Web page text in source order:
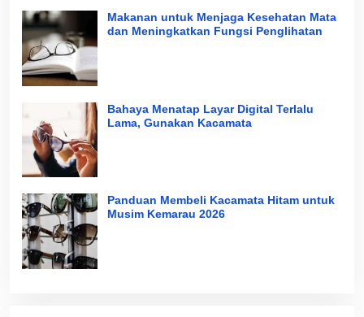
Makanan untuk Menjaga Kesehatan Mata
dan Meningkatkan Fungsi Penglihatan
Bahaya Menatap Layar Digital Terlalu
Lama, Gunakan Kacamata
Panduan Membeli Kacamata Hitam untuk
Musim Kemarau 2026